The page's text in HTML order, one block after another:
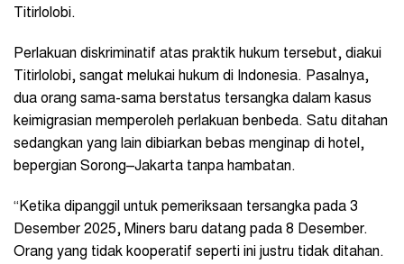
Titirlolobi.
Perlakuan diskriminatif atas praktik hukum tersebut, diakui
Titirlolobi, sangat melukai hukum di Indonesia. Pasalnya,
dua orang sama-sama berstatus tersangka dalam kasus
keimigrasian memperoleh perlakuan benbeda. Satu ditahan
sedangkan yang lain dibiarkan bebas menginap di hotel,
bepergian Sorong–Jakarta tanpa hambatan.
“Ketika dipanggil untuk pemeriksaan tersangka pada 3
Desember 2025, Miners baru datang pada 8 Desember.
Orang yang tidak kooperatif seperti ini justru tidak ditahan.